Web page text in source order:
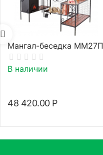
Мангал-беседка ММ27П
В наличии
48 420.00 Р